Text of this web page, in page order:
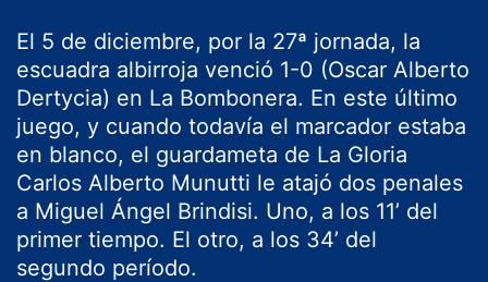
El 5 de diciembre, por la 27ª jornada, la
escuadra albirroja venció 1-0 (Oscar Alberto
Dertycia) en La Bombonera. En este último
juego, y cuando todavía el marcador estaba
en blanco, el guardameta de La Gloria
Carlos Alberto Munutti le atajó dos penales
a Miguel Ángel Brindisi. Uno, a los 11’ del
primer tiempo. El otro, a los 34’ del
segundo período.